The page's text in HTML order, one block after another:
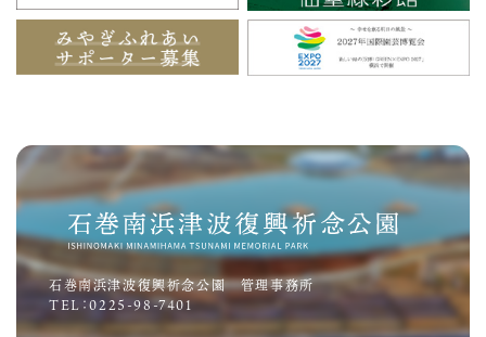
石巻南浜津波復興祈念公園 管理事務所
TEL：0225-98-7401